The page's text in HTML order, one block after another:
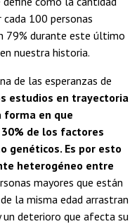
100 personas
79% durante este último
nuestra historia.
de las esperanzas de
estudios en trayectoria
forma en que
de los factores
genéticos. Es por esto
heterogéneo entre
mayores que están
la misma edad arrastran
un deterioro que afecta su